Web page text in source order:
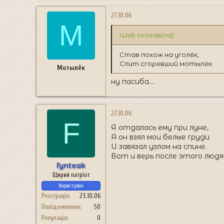
М
Мотылёк
27.10.06
Web сказав(ла):
Став похож на уголёк,
Спит сгоревший мотылёк.
ну пасиба....
F
fynteak
Щирий патріот
Користувач
Реєстрація
23.10.06
Повідомлення
50
Репутація
0
27.10.06
Я отдалась ему при луне,
А он взял мои белые груди
И завязал узлом на спине.
Вот и верь после этого